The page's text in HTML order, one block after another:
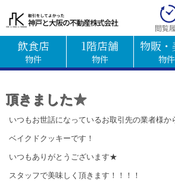
閲覧
飲食店
物件
1階店舗
物件
物販
物件
頂きました★
いつもお世話になっているお取引先の業者様か
ベイクドクッキーです！
いつもありがとうございます★
スタッフで美味しく頂きます！！！！